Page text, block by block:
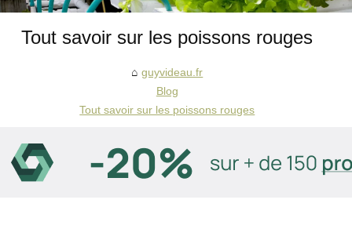
Tout savoir sur les poissons rouges
guyvideau.fr
Blog
Tout savoir sur les poissons rouges